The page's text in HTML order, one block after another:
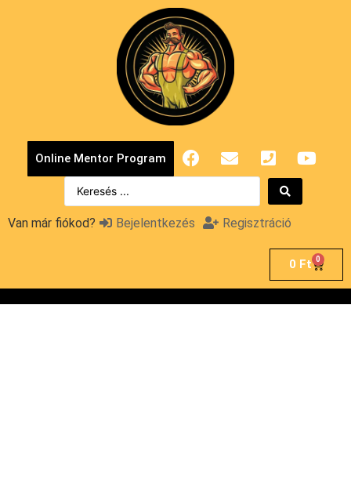
Online Mentor Program
Van már fiókod? Bejelentkezés Regisztráció
0 Ft 0